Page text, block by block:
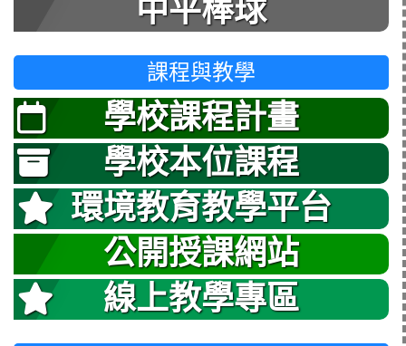
中平棒球
課程與教學
學校課程計畫
學校本位課程
環境教育教學平台
公開授課網站
線上教學專區